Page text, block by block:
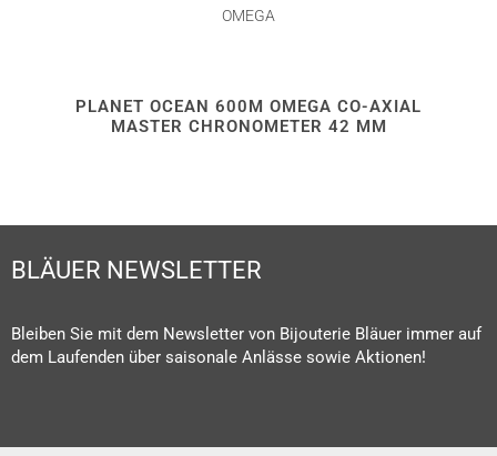
OMEGA
PLANET OCEAN 600M OMEGA CO-AXIAL
MASTER CHRONOMETER 42 MM
BLÄUER NEWSLETTER
Bleiben Sie mit dem Newsletter von Bijouterie Bläuer immer auf
dem Laufenden über saisonale Anlässe sowie Aktionen!